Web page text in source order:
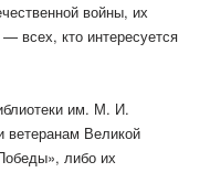
войны, их
всех, кто интересуется
им. М. И.
ветеранам Великой
либо их